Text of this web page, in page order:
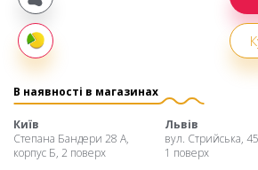
Купівля
частинами
В наявності в магазинах
Київ
Степана Бандери 28 А,
корпус Б, 2 поверх
Львів
вул. Стрийська, 45
1 поверх